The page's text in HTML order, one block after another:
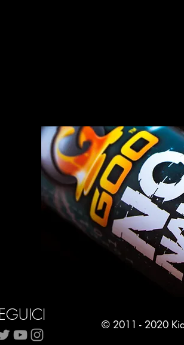
© 2011 - 2020